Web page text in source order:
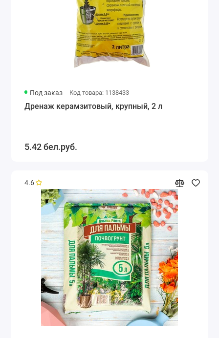
Под заказ Код товара: 1138433
Дренаж керамзитовый, крупный, 2 л
5.42 бел.руб.
4.6